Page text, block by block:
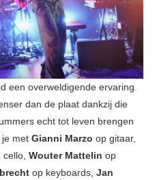
een overweldigende ervaring.
dan de plaat dankzij die
echt tot leven brengen
met Gianni Marzo op gitaar,
Wouter Mattelin op
op keyboards, Jan